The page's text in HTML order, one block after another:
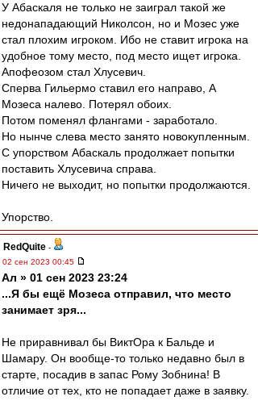
У Абаскаля не только не заиграл такой же
недонападающий Николсон, но и Мозес уже
стал плохим игроком. Ибо не ставит игрока на
удобное тому место, под место ищет игрока.
Апофеозом стал Хлусевич.
Сперва Гильермо ставил его направо, А
Мозеса налево. Потерял обоих.
Потом поменял флангами - заработало.
Но нынче слева место занято новокупленным.
С упорством Абаскаль продолжает попытки
поставить Хлусевича справа.
Ничего не выходит, но попытки продолжаются.
Упорство.
RedQuite -
02 сен 2023 00:45
Ал » 01 сен 2023 23:24
...Я бы ещё Мозеса отправил, что место
занимает зря...
Не приравнивал бы ВиктОра к Бальде и
Шамару. Он вообще-то только недавно был в
старте, посадив в запас Рому Зобнина! В
отличие от тех, кто не попадает даже в заявку.